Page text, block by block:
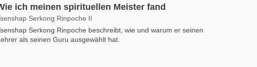
ich meinen spirituellen Meister fand
Serkong Rinpoche II
Serkong Rinpoche beschreibt, wie und warum er seinen
als seinen Guru ausgewählt hat.